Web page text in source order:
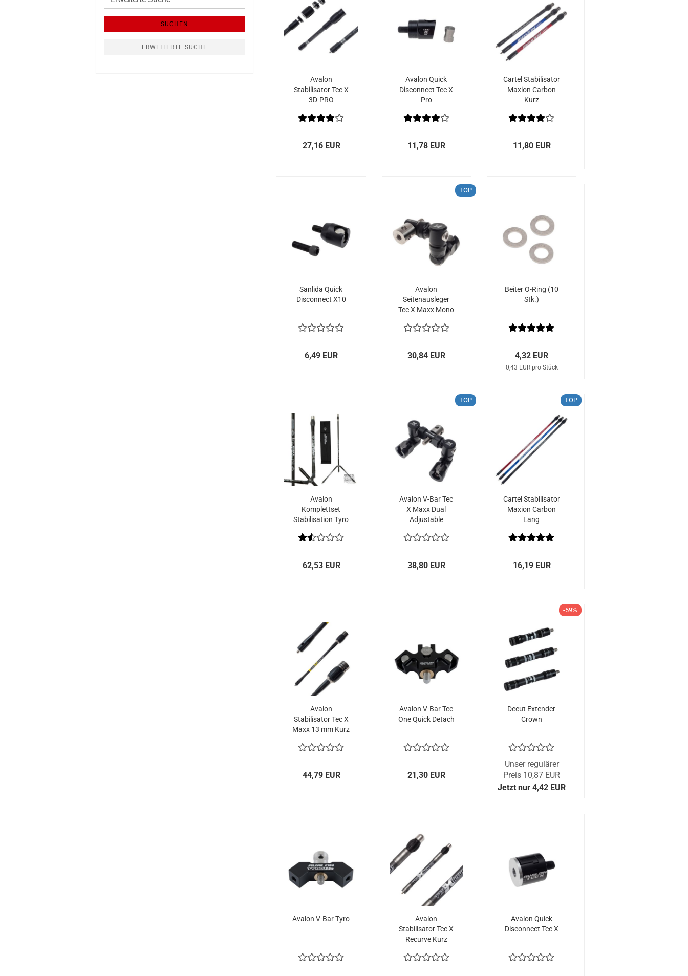
Avalon
Stabilisator Tec X
3D-PRO
27,16 EUR
Avalon Quick
Disconnect Tec X
Pro
11,78 EUR
Cartel Stabilisator
Maxion Carbon
Kurz
11,80 EUR
Sanlida Quick
Disconnect X10
6,49 EUR
TOP
Avalon
Seitenausleger
Tec X Maxx Mono
30,84 EUR
Beiter O-Ring (10
Stk.)
4,32 EUR
0,43 EUR pro Stück
Avalon
Komplettset
Stabilisation Tyro
62,53 EUR
TOP
Avalon V-Bar Tec
X Maxx Dual
Adjustable
38,80 EUR
TOP
Cartel Stabilisator
Maxion Carbon
Lang
16,19 EUR
Avalon
Stabilisator Tec X
Maxx 13 mm Kurz
44,79 EUR
Avalon V-Bar Tec
One Quick Detach
21,30 EUR
-59%
Decut Extender
Crown
Unser regulärer
Preis 10,87 EUR
Jetzt nur 4,42 EUR
Avalon V-Bar Tyro
Avalon
Stabilisator Tec X
Recurve Kurz
Avalon Quick
Disconnect Tec X
SUCHEN
ERWEITERTE SUCHE